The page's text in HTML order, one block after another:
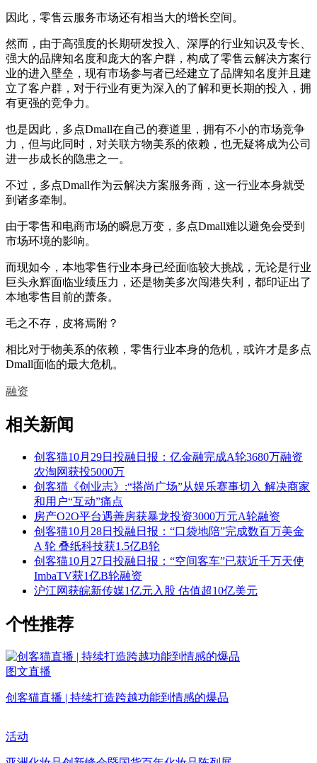
因此，零售云服务市场还有相当大的增长空间。
然而，由于高强度的长期研发投入、深厚的行业知识及专长、
强大的品牌知名度和庞大的客户群，构成了零售云解决方案行
业的进入壁垒，现有市场参与者已经建立了品牌知名度并且建
立了客户群，对于行业有更为深入的了解和更长期的投入，拥
有更强的竞争力。
也是因此，多点Dmall在自己的赛道里，拥有不小的市场竞争
力，但与此同时，对关联方物美系的依赖，也无疑将成为公司
进一步成长的隐患之一。
不过，多点Dmall作为云解决方案服务商，这一行业本身就受
到诸多牵制。
由于零售和电商市场的瞬息万变，多点Dmall难以避免会受到
市场环境的影响。
而现如今，本地零售行业本身已经面临较大挑战，无论是行业
巨头永辉面临业绩压力，还是物美多次闯港失利，都印证出了
本地零售目前的萧条。
毛之不存，皮将焉附？
相比对于物美系的依赖，零售行业本身的危机，或许才是多点
Dmall面临的最大危机。
融资
相关新闻
创客猫10月29日投融日报：亿金融完成A轮3680万融资
农淘网获投5000万
创客猫《创业志》:“搭尚广场”从娱乐赛事切入 解决商家
和用户“互动”痛点
房产O2O平台遇善房获暴龙投资3000万元A轮融资
创客猫10月28日投融日报：“口袋地陪”完成数百万美金
A 轮 叠纸科技获1.5亿B轮
创客猫10月27日投融日报：“空间客车”已获近千万天使
ImbaTV获1亿B轮融资
沪江网获皖新传媒1亿元入股 估值超10亿美元
个性推荐
图文直播
创客猫直播 | 持续打造跨越功能到情感的爆品
活动